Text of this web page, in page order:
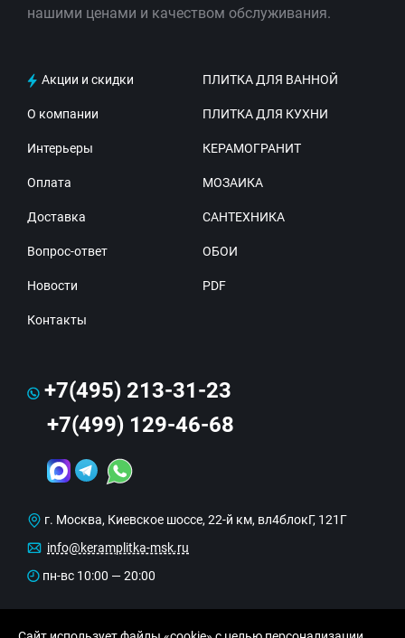
нашими ценами и качеством обслуживания.
Акции и скидки
О компании
Интерьеры
Оплата
Доставка
Вопрос-ответ
Новости
Контакты
ПЛИТКА ДЛЯ ВАННОЙ
ПЛИТКА ДЛЯ КУХНИ
КЕРАМОГРАНИТ
МОЗАИКА
САНТЕХНИКА
ОБОИ
PDF
+7(495) 213-31-23
+7(499) 129-46-68
г. Москва, Киевское шоссе, 22-й км, вл4блокГ, 121Г
info@keramplitka-msk.ru
пн-вс 10:00 — 20:00